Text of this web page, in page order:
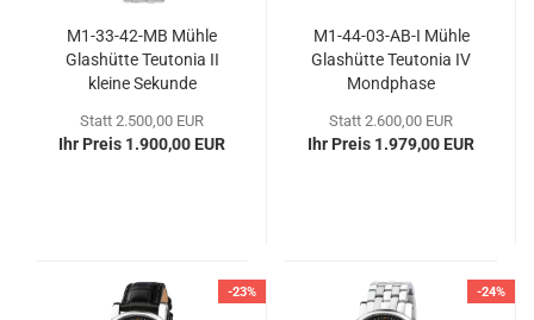
M1-​33-​42-MB Mühle
Glas­hüt­te Teu­to­nia II
klei­ne Se­kun­de
Statt 2.500,00 EUR
Ihr Preis 1.900,00 EUR
M1-​44-​03-AB-I Mühle
Glas­hüt­te Teu­to­nia IV
Mond­pha­se
Statt 2.600,00 EUR
Ihr Preis 1.979,00 EUR
-23% -24%